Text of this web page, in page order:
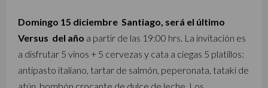
Domingo 15 diciembre Santiago, será el último
Versus del año a partir de las 19:00 hrs. La invitación es
a disfrutar 5 vinos + 5 cervezas y cata a ciegas 5 platillos:
antipasto italiano, tartar de salmón, peperonata, tataki de
atún, bombón crocante de dulce de leche. Los